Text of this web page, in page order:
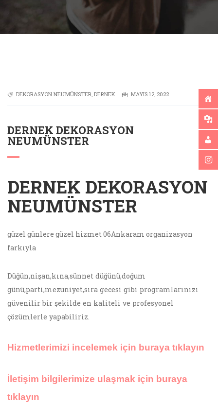
DEKORASYON NEUMÜNSTER, DERNEK MAYIS 12, 2022
DERNEK DEKORASYON
NEUMÜNSTER
DERNEK DEKORASYON
NEUMÜNSTER
güzel günlere güzel hizmet 06Ankaram organizasyon
farkıyla
Düğün,nişan,kına,sünnet düğünü,doğum
günü,parti,mezuniyet,sıra gecesi gibi programlarınızı
güvenilir bir şekilde en kaliteli ve profesyonel
çözümlerle yapabiliriz.
Hizmetlerimizi incelemek için buraya tıklayın
İletişim bilgilerimize ulaşmak için buraya
tıklayın